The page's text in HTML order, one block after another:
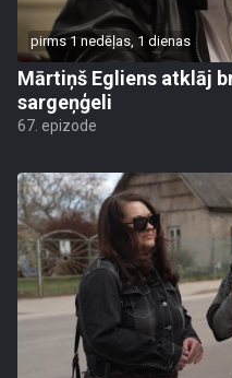
pirms 1 nedēļas, 1 dienas
Mārtiņš Egliens atklāj
sargeņģeli
67. epizode